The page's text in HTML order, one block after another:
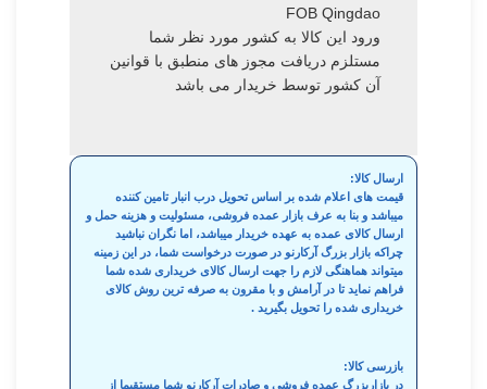
FOB Qingdao
ورود این کالا به کشور مورد نظر شما
مستلزم دریافت مجوز های منطبق با قوانین
آن کشور توسط خریدار می باشد
ارسال کالا:
قیمت های اعلام شده بر اساس تحویل درب انبار تامین کننده
میباشد و بنا به عرف بازار عمده فروشی، مسئولیت و هزینه حمل و
ارسال کالای عمده به عهده خریدار میباشد، اما نگران نباشید
چراکه بازار بزرگ آرکارنو در صورت درخواست شما، در این زمینه
میتواند هماهنگی لازم را جهت ارسال کالای خریداری شده شما
فراهم نماید تا در آرامش و با مقرون به صرفه ترین روش کالای
خریداری شده را تحویل بگیرید .
بازرسی کالا:
در بازاربزرگ عمده فروشی و صادرات آرکارنو شما مستقیما از